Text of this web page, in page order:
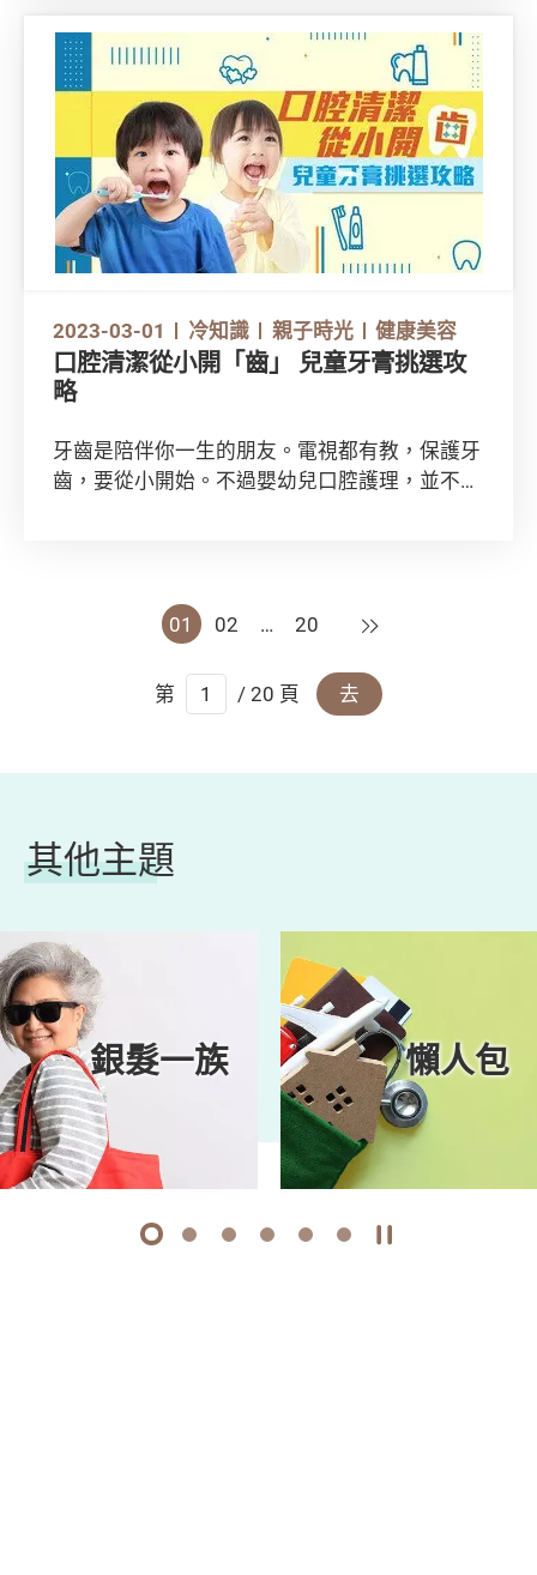
藥或家用紅外線燈。現在就看看，使用外用止痛
藥及家用紅外線燈治療肩頸痠痛時，有甚麼需要
留意。
2023-03-01 冷知識 親子時光 健康美容
口腔清潔從小開「齒」 兒童牙膏挑選攻
略
牙齒是陪伴你一生的朋友。電視都有教，保護牙
齒，要從小開始。不過嬰幼兒口腔護理，並不是
01 02 … 20 下一頁
第 / 20 頁 去
其他主題
銀髮一族 懶人包
1 2 3 4 5 6 開始/暫停幻燈